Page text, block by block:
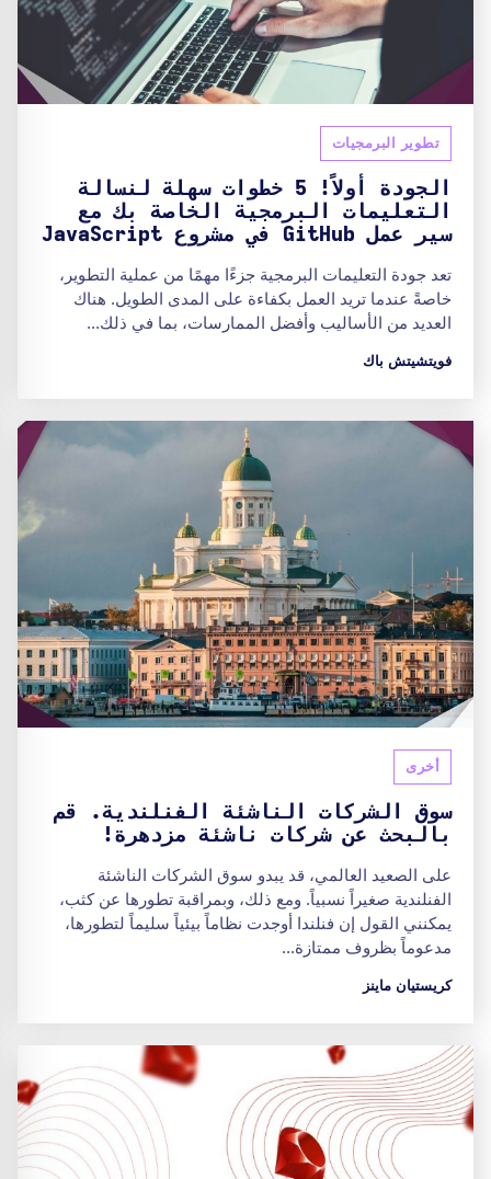
تطوير البرمجيات
الجودة أولاً! 5 خطوات سهلة لنسالة
التعليمات البرمجية الخاصة بك مع
سير عمل GitHub في مشروع JavaScript
تعد جودة التعليمات البرمجية جزءًا مهمًا من عملية التطوير،
خاصةً عندما تريد العمل بكفاءة على المدى الطويل. هناك
العديد من الأساليب وأفضل الممارسات، بما في ذلك...
فويتشيتش باك
أخرى
سوق الشركات الناشئة الفنلندية. قم
بالبحث عن شركات ناشئة مزدهرة!
على الصعيد العالمي، قد يبدو سوق الشركات الناشئة
الفنلندية صغيراً نسبياً. ومع ذلك، وبمراقبة تطورها عن كثب،
يمكنني القول إن فنلندا أوجدت نظاماً بيئياً سليماً لتطورها،
مدعوماً بظروف ممتازة...
كريستيان ماينز